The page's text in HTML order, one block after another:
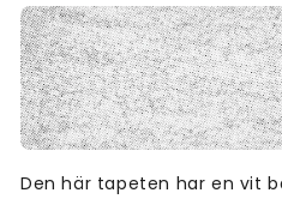
Den här tapeten har en vit